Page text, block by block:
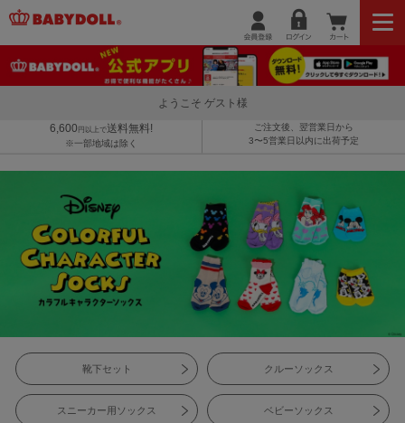
ようこそ ゲスト様
6,600 円以上で送料無料!
※一部地域は除く
ご注文後、翌営業日から
3〜5営業日以内に出荷予定
靴下セット クルーソックス
スニーカー用ソックス ベビーソックス